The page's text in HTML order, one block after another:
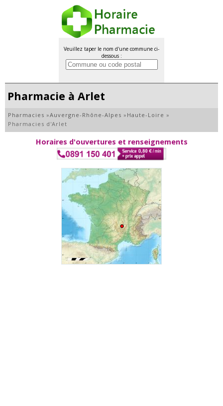
Veuillez taper le nom d'une commune ci-
dessous :
Pharmacie à Arlet
Pharmacies »Auvergne-Rhône-Alpes » Haute-Loire »
Pharmacies d'Arlet
Horaires d'ouvertures et renseignements